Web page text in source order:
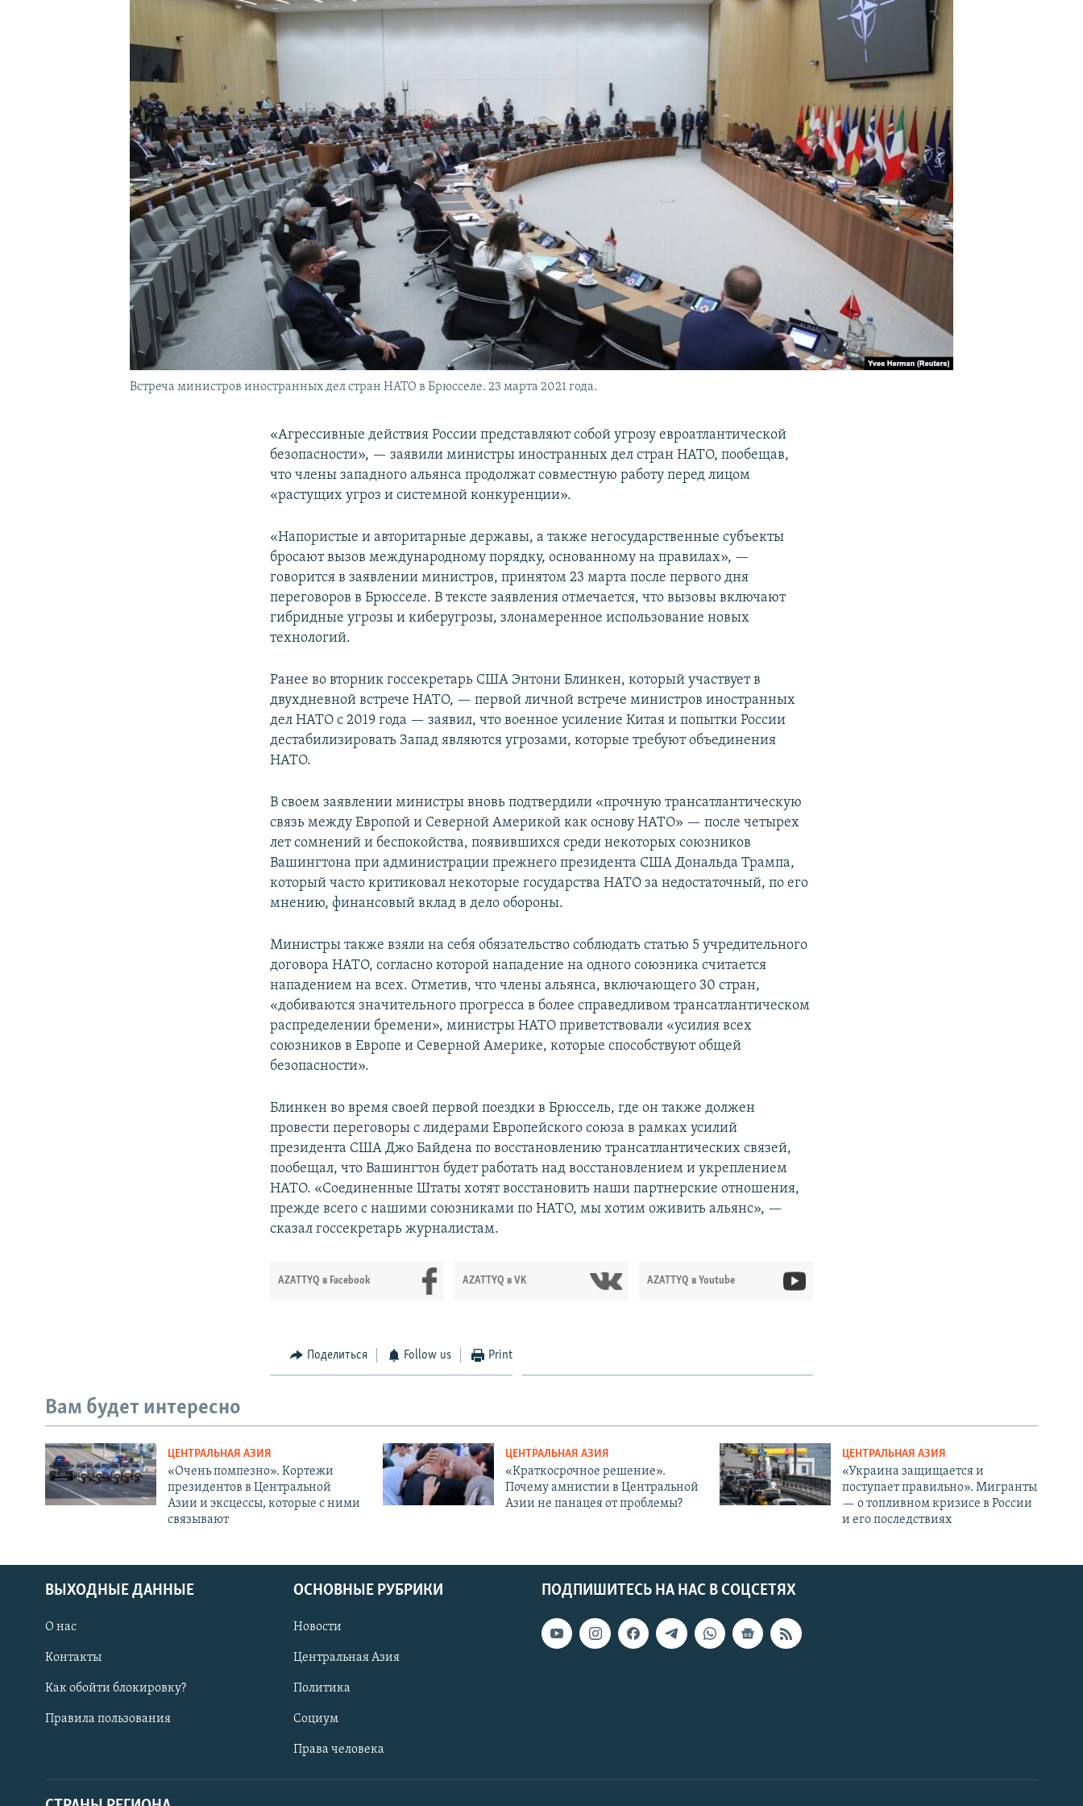
Встреча министров иностранных дел стран НАТО в Брюсселе. 23 марта 2021 года.
«Агрессивные действия России представляют собой угрозу евроатлантической
безопасности», — заявили министры иностранных дел стран НАТО, пообещав,
что члены западного альянса продолжат совместную работу перед лицом
«растущих угроз и системной конкуренции».
«Напористые и авторитарные державы, а также негосударственные субъекты
бросают вызов международному порядку, основанному на правилах», —
говорится в заявлении министров, принятом 23 марта после первого дня
переговоров в Брюсселе. В тексте заявления отмечается, что вызовы включают
гибридные угрозы и киберугрозы, злонамеренное использование новых
технологий.
Ранее во вторник госсекретарь США Энтони Блинкен, который участвует в
двухдневной встрече НАТО, — первой личной встрече министров иностранных
дел НАТО с 2019 года — заявил, что военное усиление Китая и попытки России
дестабилизировать Запад являются угрозами, которые требуют объединения
НАТО.
В своем заявлении министры вновь подтвердили «прочную трансатлантическую
связь между Европой и Северной Америкой как основу НАТО» — после четырех
лет сомнений и беспокойства, появившихся среди некоторых союзников
Вашингтона при администрации прежнего президента США Дональда Трампа,
который часто критиковал некоторые государства НАТО за недостаточный, по его
мнению, финансовый вклад в дело обороны.
Министры также взяли на себя обязательство соблюдать статью 5 учредительного
договора НАТО, согласно которой нападение на одного союзника считается
нападением на всех. Отметив, что члены альянса, включающего 30 стран,
«добиваются значительного прогресса в более справедливом трансатлантическом
распределении бремени», министры НАТО приветствовали «усилия всех
союзников в Европе и Северной Америке, которые способствуют общей
безопасности».
Блинкен во время своей первой поездки в Брюссель, где он также должен
провести переговоры с лидерами Европейского союза в рамках усилий
президента США Джо Байдена по восстановлению трансатлантических связей,
пообещал, что Вашингтон будет работать над восстановлением и укреплением
НАТО. «Соединенные Штаты хотят восстановить наши партнерские отношения,
прежде всего с нашими союзниками по НАТО, мы хотим оживить альянс», —
сказал госсекретарь журналистам.
AZATTYQ в Facebook AZATTYQ в VK AZATTYQ в Youtube
Поделиться Follow us Print
Вам будет интересно
ЦЕНТРАЛЬНАЯ АЗИЯ
«Очень помпезно». Кортежи
президентов в Центральной
Азии и эксцессы, которые с ними
связывают
ЦЕНТРАЛЬНАЯ АЗИЯ
«Краткосрочное решение».
Почему амнистии в Центральной
Азии не панацея от проблемы?
ЦЕНТРАЛЬНАЯ АЗИЯ
«Украина защищается и
поступает правильно». Мигранты
— о топливном кризисе в России
и его последствиях
ПОДПИШИТЕСЬ НА НАС В СОЦСЕТЯХ
ВЫХОДНЫЕ ДАННЫЕ
О нас
Контакты
Как обойти блокировку?
Правила пользования
ОСНОВНЫЕ РУБРИКИ
Новости
Центральная Азия
Политика
Социум
Права человека